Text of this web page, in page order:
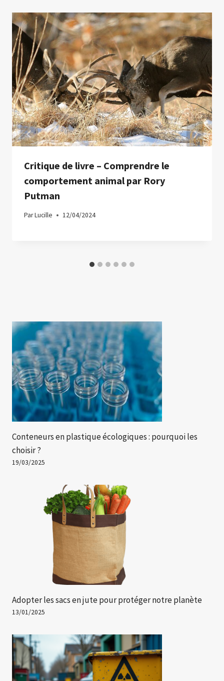
Critique de livre – Comprendre le
comportement animal par Rory
Putman
ParLucille 12/04/2024
Conteneurs en plastique écologiques : pourquoi les
choisir ?
19/03/2025
Adopter les sacs en jute pour protéger notre planète
13/01/2025